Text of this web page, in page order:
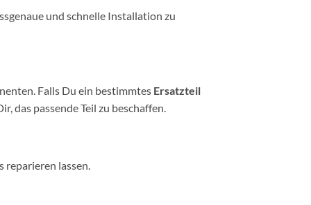
und schnelle Installation zu
Falls Du ein bestimmtes Ersatzteil
das passende Teil zu beschaffen.
reparieren lassen.